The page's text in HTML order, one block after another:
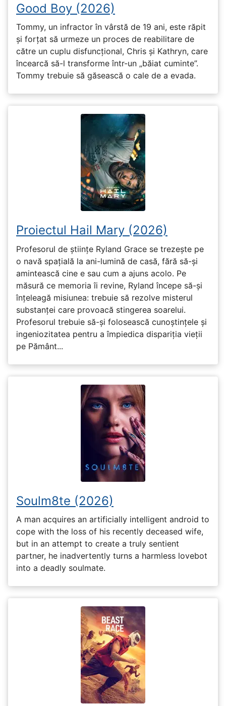
Good Boy (2026)
Tommy, un infractor în vârstă de 19 ani, este răpit
și forțat să urmeze un proces de reabilitare de
către un cuplu disfuncțional, Chris și Kathryn, care
încearcă să-l transforme într-un „băiat cuminte”.
Tommy trebuie să găsească o cale de a evada.
Proiectul Hail Mary (2026)
Profesorul de științe Ryland Grace se trezește pe
o navă spațială la ani-lumină de casă, fără să-și
amintească cine e sau cum a ajuns acolo. Pe
măsură ce memoria îi revine, Ryland începe să-și
înțeleagă misiunea: trebuie să rezolve misterul
substanței care provoacă stingerea soarelui.
Profesorul trebuie să-și folosească cunoștințele și
ingeniozitatea pentru a împiedica dispariția vieții
pe Pământ...
Soulm8te (2026)
A man acquires an artificially intelligent android to
cope with the loss of his recently deceased wife,
but in an attempt to create a truly sentient
partner, he inadvertently turns a harmless lovebot
into a deadly soulmate.